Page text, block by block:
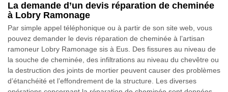
La demande d’un devis réparation de cheminée
à Lobry Ramonage
Par simple appel téléphonique ou à partir de son site web, vous
pouvez demander le devis réparation de cheminée à l’artisan
ramoneur Lobry Ramonage sis à Eus. Des fissures au niveau de
la souche de cheminée, des infiltrations au niveau du chevêtre ou
la destruction des joints de mortier peuvent causer des problèmes
d’étanchéité et l’effondrement de la structure. Les diverses